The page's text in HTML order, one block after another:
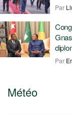
Par
Par
Météo